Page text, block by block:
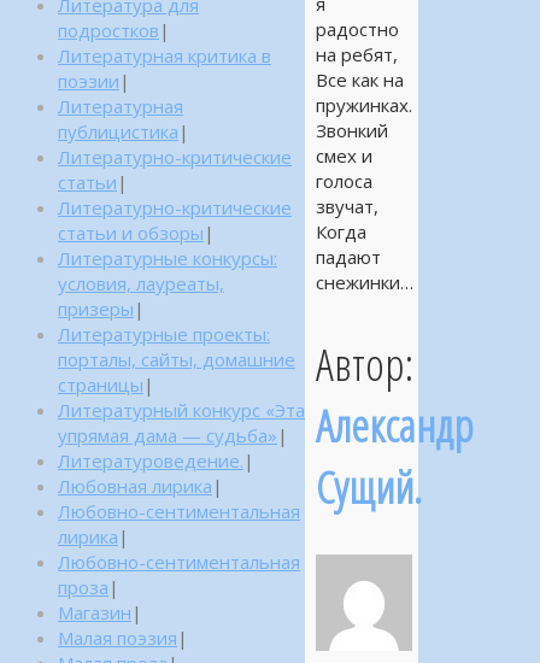
радостно
на ребят,
Все как на
пружинках.
Звонкий
смех и
голоса
звучат,
Когда
падают
снежинки…
Автор:
Александр
Сущий.
Литература для
подростков |
Литературная критика в
поэзии |
Литературная
публицистика |
Литературно-критические
статьи |
Литературно-критические
статьи и обзоры |
Литературные конкурсы:
условия, лауреаты,
призеры |
Литературные проекты:
порталы, сайты, домашние
страницы |
Литературный конкурс «Эта
упрямая дама — судьба» |
Литературоведение. |
Любовная лирика |
Любовно-сентиментальная
лирика |
Любовно-сентиментальная
проза |
Магазин |
Малая поэзия |